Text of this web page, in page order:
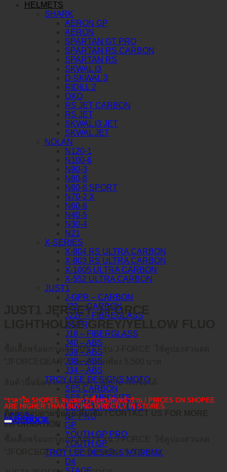
HELMETS
SHARK
AERON GP
AERON
SPARTAN GT PRO
SPARTAN RS CARBON
SPARTAN RS
SKWAL I3
D-SKWAL 3
RIDILL 2
OXO
RS JET CARBON
RS JET
SKWAL I3 JET
SKWAL JET
NOLAN
N120-1
N100-6
N90-3
N80-8
N60-6 SPORT
N70-2 X
N60-6
N40-5
N30-4
N21
X-SERIES
X-804 RS ULTRA CARBON
X-803 RS ULTRA CARBON
X-1005 ULTRA CARBON
X-552 ULTRA CARBON
JUST1
J-GPR – CARBON
J22 – CARBON
J22F – FIBREGLASS
J-STR
J18 – FIBERGLASS
J40 – ABS
J39 – ABS
J38 – ABS
J34 – ABS
TROY LEE DESIGNS MOTO
SE5 CARBON
SE5 COMPOSITE
SE4 POLYACRYLITE
GP PRO
GP
YOUTH GP PRO
YOUTH GP
TROY LEE DESIGNS MTB/BMX
D4
JUST1 JERSEY J-FORCE
LIGHTHOUSE GREY/YELLOW FLUO
ซื้อเสื้อพร้อมกางเกง JUST1 รุ่น J-FORCE ใช้คูปองส่วนลด
“JFORCEGEAR” ราคาพิเศษเพียง 5,500 บาท
สินค้านี้หมดจากคลังสินค้า ไม่สามารถซื้อได้
*ราคาใน SHOPEE จะแพงกว่าซื้อตรงกับหน้าร้าน / PRICES ON SHOPEE
ARE HIGHER THAN BUYING DIRECTLY IN STORES.
ติดต่อสอบถามข้อมูลเพิ่มเติม / CONTACT US FOR MORE
INFORMATION :
LINE@
FACEBOOK
คำอธิบาย
ซื้อเสื้อพร้อมกางเกง JUST1 รุ่น J-FORCE ใช้คูปองส่วนลด
“JFORCEGEAR” ราคาพิเศษเพียง 5,500 บาท